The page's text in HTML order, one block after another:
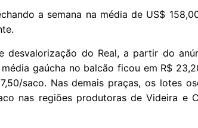
a semana na média de US$
desvalorização do Real, a partir do
gaúcha no balcão ficou em R$
saco. Nas demais praças, os lotes
nas regiões produtoras de Videira e